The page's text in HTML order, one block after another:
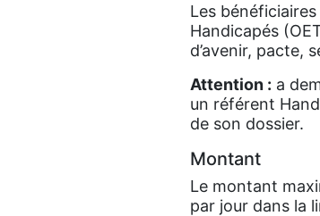
Les bénéficiaires
Handicapés
d’avenir, pacte,
Attention : a
un référent
de son dossier.
Montant
Le montant
par jour dans la